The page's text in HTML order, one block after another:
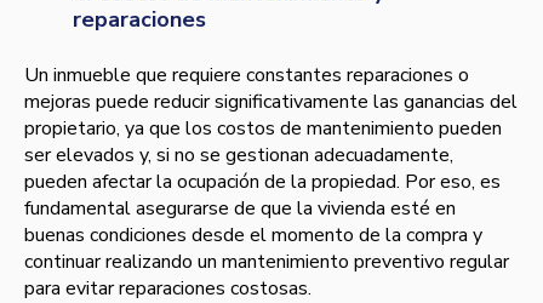
reparaciones
Un inmueble que requiere constantes reparaciones o
mejoras puede reducir significativamente las ganancias del
propietario, ya que los costos de mantenimiento pueden
ser elevados y, si no se gestionan adecuadamente,
pueden afectar la ocupación de la propiedad. Por eso, es
fundamental asegurarse de que la vivienda esté en
buenas condiciones desde el momento de la compra y
continuar realizando un mantenimiento preventivo regular
para evitar reparaciones costosas.